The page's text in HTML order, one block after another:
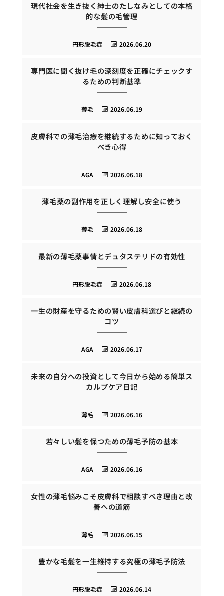
現代社会を生き抜く紳士のたしなみとしての本格
的な髪の毛管理
2026.06.20
円形脱毛症
専門医に聞く抜け毛の深刻度を正確にチェックす
るための判断基準
2026.06.19
薄毛
皮膚科での薄毛治療を継続するために知っておく
べき心得
2026.06.18
AGA
薄毛薬の副作用を正しく理解し安全に使う
2026.06.18
薄毛
最新の薄毛薬事情とデュタステリドの有効性
2026.06.18
円形脱毛症
一生の財産を守るための賢い皮膚科選びと継続の
コツ
2026.06.17
AGA
未来の自分への投資として今日から始める簡単ス
カルプケア日記
2026.06.16
薄毛
若々しい髪を保つための薄毛予防の基本
2026.06.16
AGA
女性の薄毛悩みこそ皮膚科で相談すべき理由と改
善への道筋
2026.06.15
薄毛
豊かな毛髪を一生維持する究極の薄毛予防法
2026.06.14
円形脱毛症